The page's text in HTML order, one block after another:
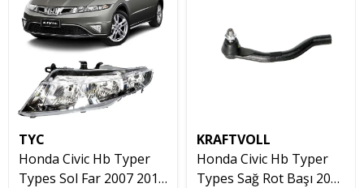
TYC
Honda Civic Hb Typer
Types Sol Far 2007 2012
KRAFTVOLL
Honda Civic Hb Typer
Types Sağ Rot Başı 2007